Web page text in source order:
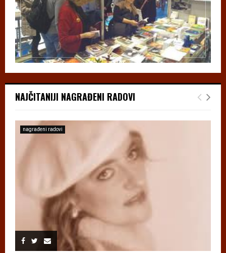
NAJČITANIJI NAGRAĐENI RADOVI
nagrađeni radovi